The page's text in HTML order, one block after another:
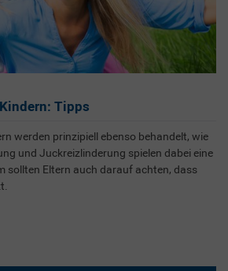
Tipps
werden prinzipiell ebenso behandelt, wie
und Juckreizlinderung spielen dabei eine
sollten Eltern auch darauf achten, dass